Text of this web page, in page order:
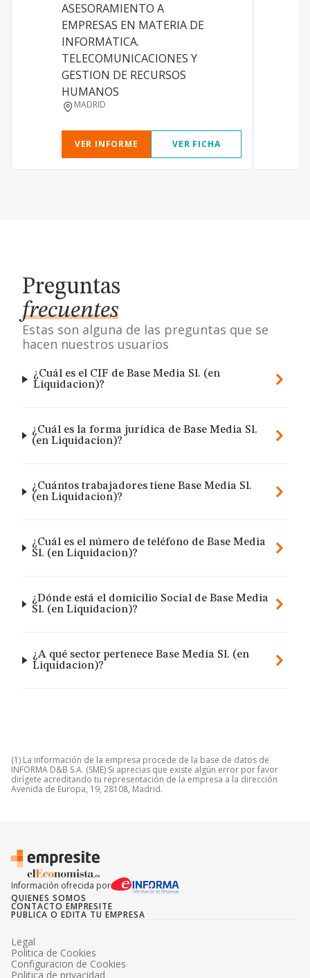
ASESORAMIENTO A
EMPRESAS EN MATERIA DE
INFORMATICA.
TELECOMUNICACIONES Y
GESTION DE RECURSOS
HUMANOS
MADRID
VER INFORME VER FICHA
Preguntas
frecuentes
Estas son alguna de las preguntas que se
hacen nuestros usuarios
¿Cuál es el CIF de Base Media Sl. (en
Liquidacion)?
¿Cuál es la forma jurídica de Base Media Sl.
(en Liquidacion)?
¿Cuántos trabajadores tiene Base Media Sl.
(en Liquidacion)?
¿Cuál es el número de teléfono de Base Media
Sl. (en Liquidacion)?
¿Dónde está el domicilio Social de Base Media
Sl. (en Liquidacion)?
¿A qué sector pertenece Base Media Sl. (en
Liquidacion)?
(1) La información de la empresa procede de la base de datos de
INFORMA D&B S.A. (SME) Si aprecias que existe algún error por favor
dirígete acreditando tu representación de la empresa a la dirección
Avenida de Europa, 19, 28108, Madrid.
Información ofrecida por
QUIENES SOMOS
CONTACTO EMPRESITE
PUBLICA O EDITA TU EMPRESA
Legal
Politica de Cookies
Configuracion de Cookies
Politica de privacidad